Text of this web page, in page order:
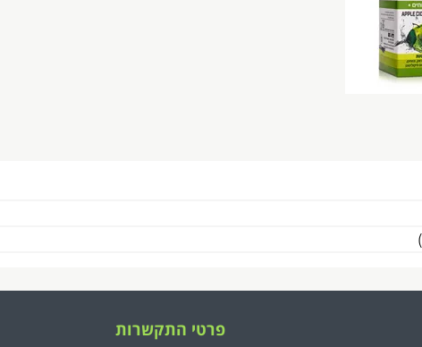
פרטי התקשרות